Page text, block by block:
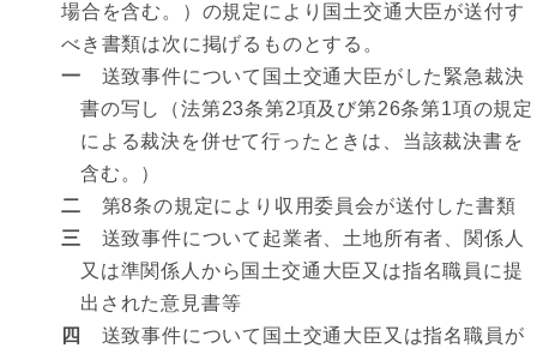
場合を含む。）の規定により国土交通大臣が送付す
べき書類は次に掲げるものとする。
一 送致事件について国土交通大臣がした緊急裁決
書の写し（法第23条第2項及び第26条第1項の規定
による裁決を併せて行ったときは、当該裁決書を
含む。）
二 第8条の規定により収用委員会が送付した書類
三
送致事件について起業者、土地所有者、関係人
又は準関係人から国土交通大臣又は指名職員に提
出された意見書等
四
送致事件について国土交通大臣又は指名職員が